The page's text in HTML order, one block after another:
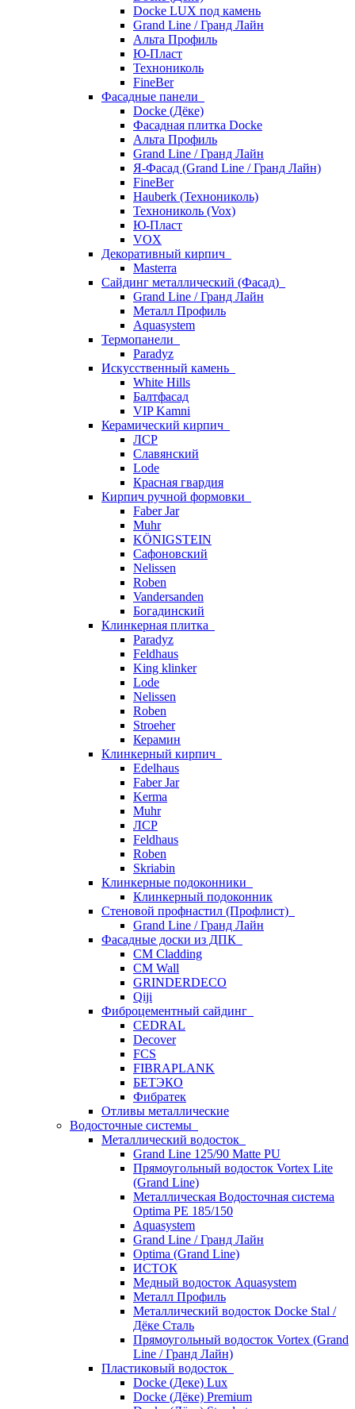
Docke LUX под камень
Grand Line / Гранд Лайн
Альта Профиль
Ю-Пласт
Технониколь
FineBer
Фасадные панели
Docke (Дёке)
Фасадная плитка Docke
Альта Профиль
Grand Line / Гранд Лайн
Я-Фасад (Grand Line / Гранд Лайн)
FineBer
Hauberk (Технониколь)
Технониколь (Vox)
Ю-Пласт
VOX
Декоративный кирпич
Masterra
Сайдинг металлический (Фасад)
Grand Line / Гранд Лайн
Металл Профиль
Aquasystem
Термопанели
Paradyz
Искусственный камень
White Hills
Балтфасад
VIP Kamni
Керамический кирпич
ЛСР
Славянский
Lode
Красная гвардия
Кирпич ручной формовки
Faber Jar
Muhr
KÖNIGSTEIN
Сафоновский
Nelissen
Roben
Vandersanden
Богадинский
Клинкерная плитка
Paradyz
Feldhaus
King klinker
Lode
Nelissen
Roben
Stroeher
Керамин
Клинкерный кирпич
Edelhaus
Faber Jar
Kerma
Muhr
ЛСР
Feldhaus
Roben
Skriabin
Клинкерные подоконники
Клинкерный подоконник
Стеновой профнастил (Профлист)
Grand Line / Гранд Лайн
Фасадные доски из ДПК
CM Cladding
CM Wall
GRINDERDECO
Qiji
Фиброцементный сайдинг
CEDRAL
Decover
FCS
FIBRAPLANK
БЕТЭКО
Фибратек
Отливы металлические
Водосточные системы
Металлический водосток
Grand Line 125/90 Matte PU
Прямоугольный водосток Vortex Lite
(Grand Line)
Металлическая Водосточная система
Optima PE 185/150
Aquasystem
Grand Line / Гранд Лайн
Optima (Grand Line)
ИСТОК
Медный водосток Aquasystem
Металл Профиль
Металлический водосток Docke Stal /
Дёке Сталь
Прямоугольный водосток Vortex (Grand
Line / Гранд Лайн)
Пластиковый водосток
Docke (Деке) Lux
Docke (Дёке) Premium